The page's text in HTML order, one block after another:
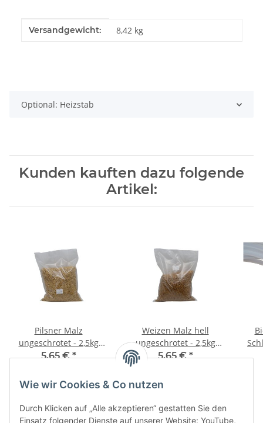
Wie wir Cookies & Co nutzen
Durch Klicken auf „Alle akzeptieren“ gestatten Sie den
Einsatz folgender Dienste auf unserer Website: YouTube,
Produkteigenschaft
Wert
Versandgewicht: 8,42 kg
Optional: Heizstab
Kunden kauften dazu folgende
Artikel:
Pilsner Malz
ungeschrotet - 2,5kg
Beutel
5,65 €*
Weizen Malz hell
ungeschrotet - 2,5kg
Beutel
5,65 €*